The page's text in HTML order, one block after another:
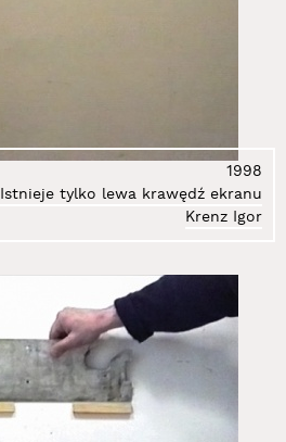
1998
Istnieje tylko lewa krawędź ekranu
Krenz Igor